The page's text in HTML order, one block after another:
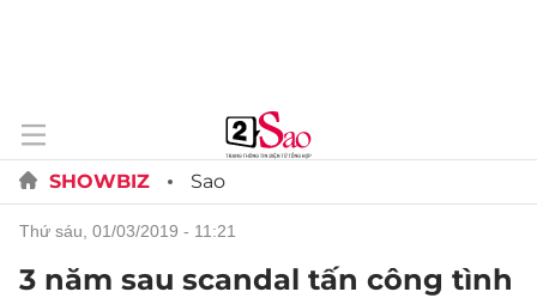
SHOWBIZ Sao
thứ sáu, 01/03/2019 - 11:21
3 năm sau scandal tấn công tình